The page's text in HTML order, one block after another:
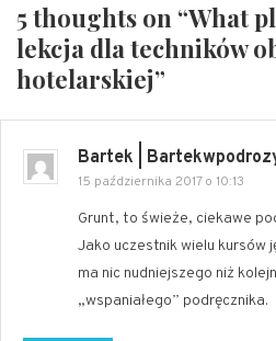
5 thoughts on “What
lekcja dla techników
hotelarskiej”
Bartek |
15 października 2017 o 10:13
Grunt, to świeże, ciekawe
Jako uczestnik wielu kursów
ma nic nudniejszego niż
„wspaniałego” podręcznika.